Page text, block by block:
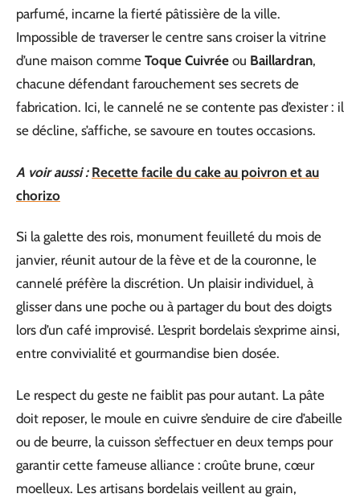
parfumé, incarne la fierté pâtissière de la ville.
Impossible de traverser le centre sans croiser la vitrine
d’une maison comme Toque Cuivrée ou Baillardran,
chacune défendant farouchement ses secrets de
fabrication. Ici, le cannelé ne se contente pas d’exister : il
se décline, s’affiche, se savoure en toutes occasions.
A voir aussi : Recette facile du cake au poivron et au
chorizo
Si la galette des rois, monument feuilleté du mois de
janvier, réunit autour de la fève et de la couronne, le
cannelé préfère la discrétion. Un plaisir individuel, à
glisser dans une poche ou à partager du bout des doigts
lors d’un café improvisé. L’esprit bordelais s’exprime ainsi,
entre convivialité et gourmandise bien dosée.
Le respect du geste ne faiblit pas pour autant. La pâte
doit reposer, le moule en cuivre s’enduire de cire d’abeille
ou de beurre, la cuisson s’effectuer en deux temps pour
garantir cette fameuse alliance : croûte brune, cœur
moelleux. Les artisans bordelais veillent au grain,